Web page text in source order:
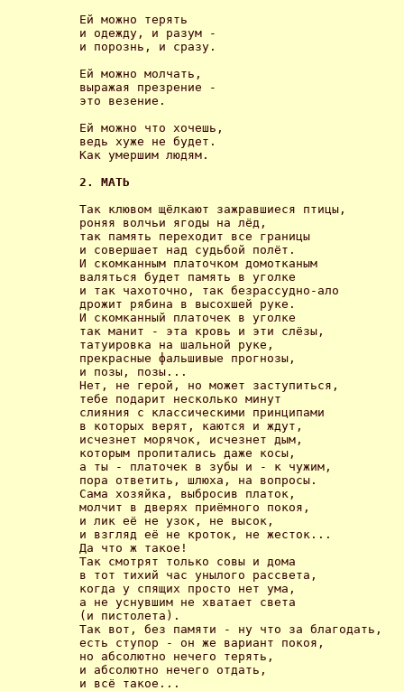
Ей можно терять
и одежду, и разум -
и порознь, и сразу.
Ей можно молчать,
выражая презрение -
это везение.
Ей можно что хочешь,
ведь хуже не будет.
Как умершим людям.
2. МАТЬ
Так клювом щёлкают зажравшиеся птицы,
роняя волчьи ягоды на лёд,
так память переходит все границы
и совершает над судьбой полёт.
И скомканным платочком домотканым
валяться будет память в уголке
и так чахоточно, так безрассудно-ало
дрожит рябина в высохшей руке.
И скомканный платочек в уголке
так манит - эта кровь и эти слёзы,
татуировка на шальной руке,
прекрасные фальшивые прогнозы,
и позы, позы...
Нет, не герой, но может заступиться,
тебе подарит несколько минут
слияния с классическими принципами
в которых верят, каются и ждут,
исчезнет морячок, исчезнет дым,
которым пропитались даже косы,
а ты - платочек в зубы и - к чужим,
пора ответить, шлюха, на вопросы.
Сама хозяйка, выбросив платок,
молчит в дверях приёмного покоя,
и лик её не узок, не высок,
и взгляд её не кроток, не жесток...
Да что ж такое!
Так смотрят только совы и дома
в тот тихий час унылого рассвета,
когда у спящих просто нет ума,
а не уснувшим не хватает света
(и пистолета).
Так вот, без памяти - ну что за благодать,
есть ступор - он же вариант покоя,
но абсолютно нечего терять,
и абсолютно нечего отдать,
и всё такое...